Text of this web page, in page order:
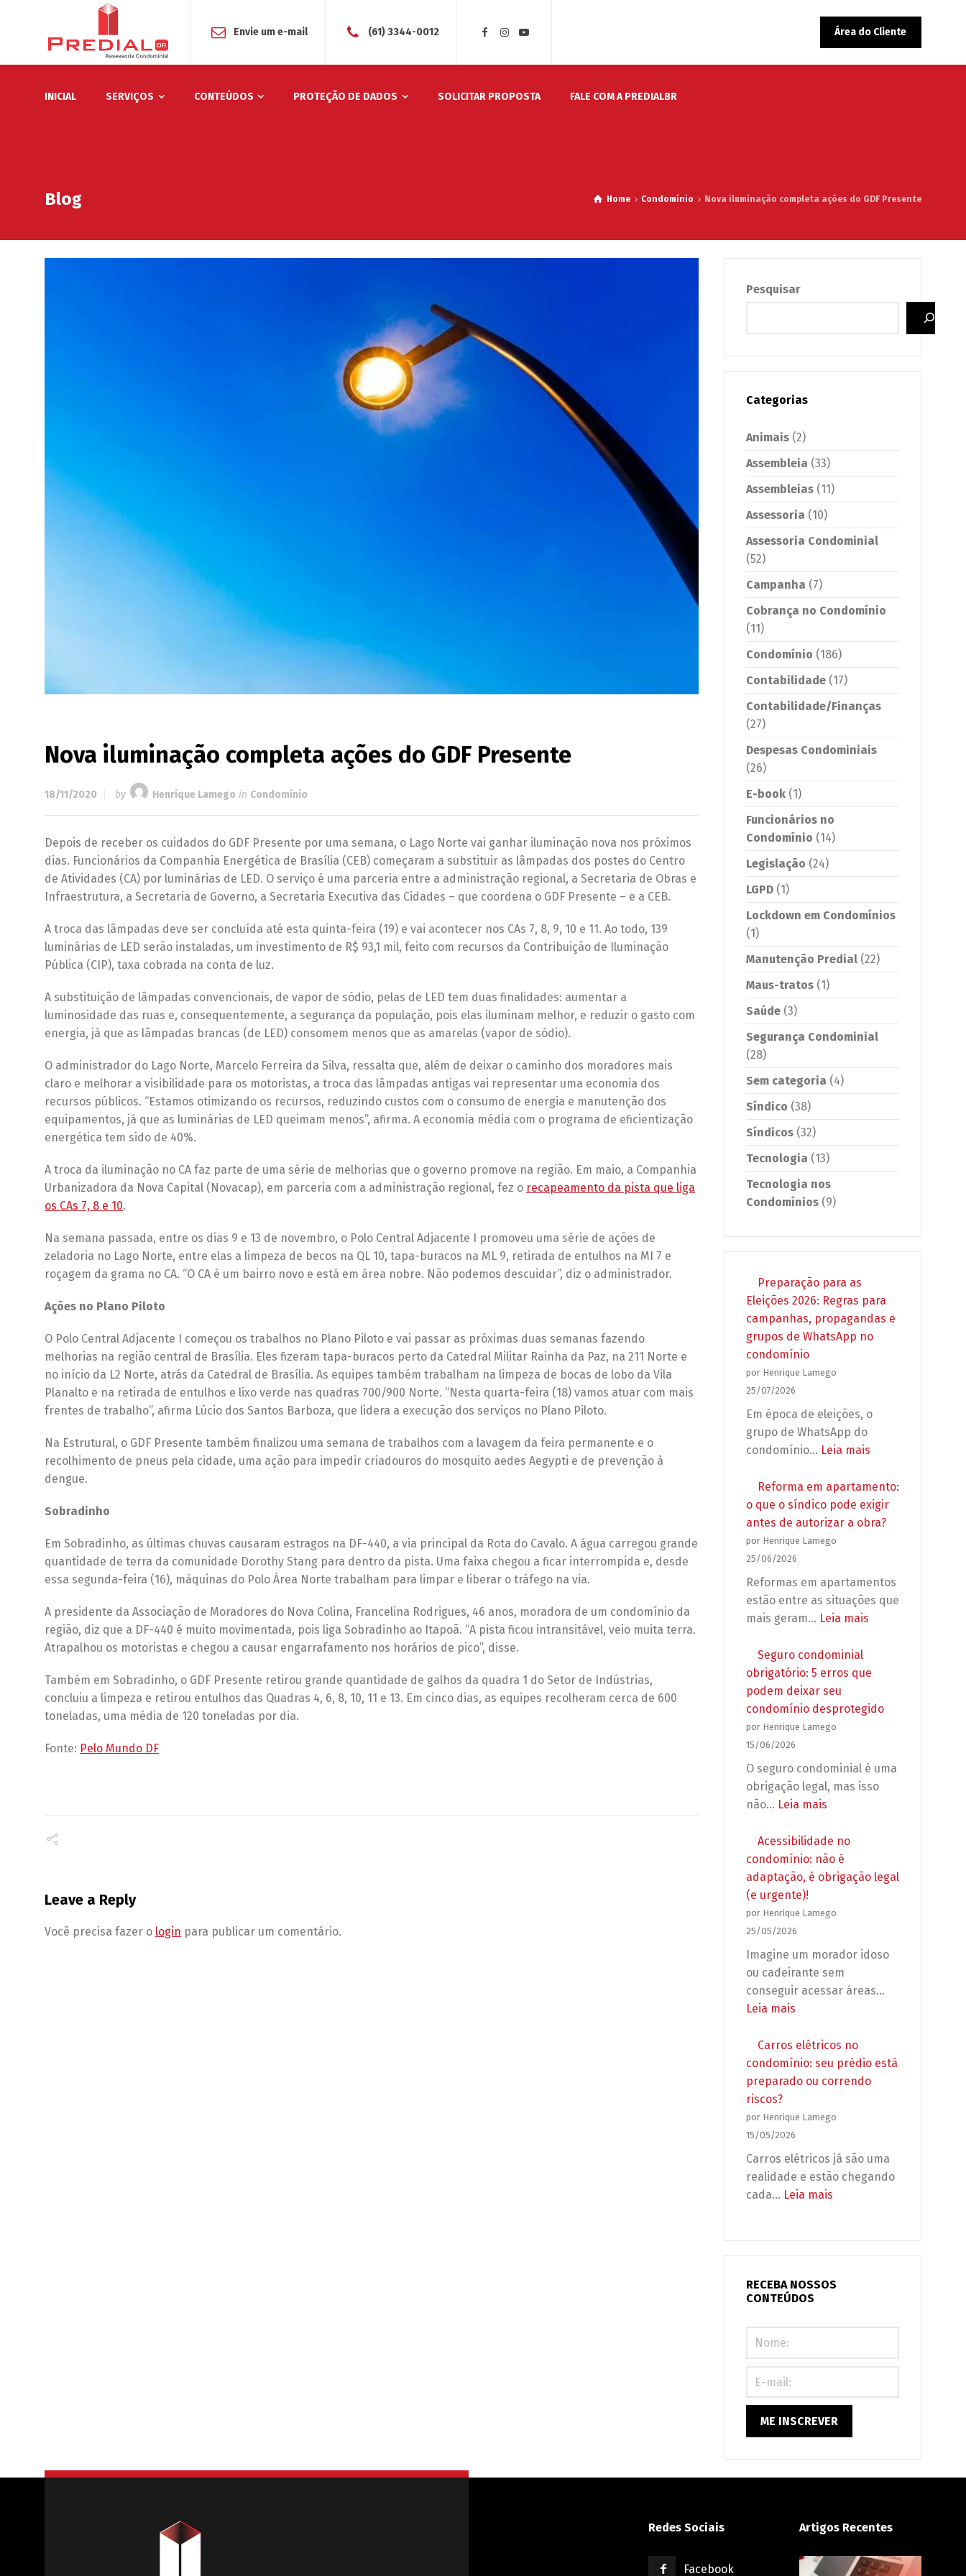
Envie um e-mail (61) 3344-0012 Área do Cliente
INICIAL SERVIÇOS CONTEÚDOS PROTEÇÃO DE DADOS SOLICITAR PROPOSTA FALE COM A PREDIALBR
Blog Home Condomínio Nova iluminação completa ações do GDF Presente
Nova iluminação completa ações do GDF Presente
18/11/2020 by Henrique Lamego in Condomínio
Depois de receber os cuidados do GDF Presente por uma semana, o Lago Norte vai ganhar iluminação nova nos próximos
dias. Funcionários da Companhia Energética de Brasília (CEB) começaram a substituir as lâmpadas dos postes do Centro
de Atividades (CA) por luminárias de LED. O serviço é uma parceria entre a administração regional, a Secretaria de Obras e
Infraestrutura, a Secretaria de Governo, a Secretaria Executiva das Cidades – que coordena o GDF Presente – e a CEB.
A troca das lâmpadas deve ser concluída até esta quinta-feira (19) e vai acontecer nos CAs 7, 8, 9, 10 e 11. Ao todo, 139
luminárias de LED serão instaladas, um investimento de R$ 93,1 mil, feito com recursos da Contribuição de Iluminação
Pública (CIP), taxa cobrada na conta de luz.
A substituição de lâmpadas convencionais, de vapor de sódio, pelas de LED tem duas finalidades: aumentar a
luminosidade das ruas e, consequentemente, a segurança da população, pois elas iluminam melhor, e reduzir o gasto com
energia, já que as lâmpadas brancas (de LED) consomem menos que as amarelas (vapor de sódio).
O administrador do Lago Norte, Marcelo Ferreira da Silva, ressalta que, além de deixar o caminho dos moradores mais
claro e melhorar a visibilidade para os motoristas, a troca das lâmpadas antigas vai representar uma economia dos
recursos públicos. “Estamos otimizando os recursos, reduzindo custos com o consumo de energia e manutenção dos
equipamentos, já que as luminárias de LED queimam menos”, afirma. A economia média com o programa de eficientização
energética tem sido de 40%.
A troca da iluminação no CA faz parte de uma série de melhorias que o governo promove na região. Em maio, a Companhia
Urbanizadora da Nova Capital (Novacap), em parceria com a administração regional, fez o recapeamento da pista que liga
os CAs 7, 8 e 10.
Na semana passada, entre os dias 9 e 13 de novembro, o Polo Central Adjacente I promoveu uma série de ações de
zeladoria no Lago Norte, entre elas a limpeza de becos na QL 10, tapa-buracos na ML 9, retirada de entulhos na MI 7 e
roçagem da grama no CA. “O CA é um bairro novo e está em área nobre. Não podemos descuidar”, diz o administrador.
Ações no Plano Piloto
O Polo Central Adjacente I começou os trabalhos no Plano Piloto e vai passar as próximas duas semanas fazendo
melhorias na região central de Brasília. Eles fizeram tapa-buracos perto da Catedral Militar Rainha da Paz, na 211 Norte e
no início da L2 Norte, atrás da Catedral de Brasília. As equipes também trabalham na limpeza de bocas de lobo da Vila
Planalto e na retirada de entulhos e lixo verde nas quadras 700/900 Norte. “Nesta quarta-feira (18) vamos atuar com mais
frentes de trabalho”, afirma Lúcio dos Santos Barboza, que lidera a execução dos serviços no Plano Piloto.
Na Estrutural, o GDF Presente também finalizou uma semana de trabalhos com a lavagem da feira permanente e o
recolhimento de pneus pela cidade, uma ação para impedir criadouros do mosquito aedes Aegypti e de prevenção à
dengue.
Sobradinho
Em Sobradinho, as últimas chuvas causaram estragos na DF-440, a via principal da Rota do Cavalo. A água carregou grande
quantidade de terra da comunidade Dorothy Stang para dentro da pista. Uma faixa chegou a ficar interrompida e, desde
essa segunda-feira (16), máquinas do Polo Área Norte trabalham para limpar e liberar o tráfego na via.
A presidente da Associação de Moradores do Nova Colina, Francelina Rodrigues, 46 anos, moradora de um condomínio da
região, diz que a DF-440 é muito movimentada, pois liga Sobradinho ao Itapoã. “A pista ficou intransitável, veio muita terra.
Atrapalhou os motoristas e chegou a causar engarrafamento nos horários de pico”, disse.
Também em Sobradinho, o GDF Presente retirou grande quantidade de galhos da quadra 1 do Setor de Indústrias,
concluiu a limpeza e retirou entulhos das Quadras 4, 6, 8, 10, 11 e 13. Em cinco dias, as equipes recolheram cerca de 600
toneladas, uma média de 120 toneladas por dia.
Fonte: Pelo Mundo DF
Leave a Reply
Você precisa fazer o login para publicar um comentário.
Pesquisar
Categorias
Animais (2)
Assembleia (33)
Assembleias (11)
Assessoria (10)
Assessoria Condominial
(52)
Campanha (7)
Cobrança no Condomínio
(11)
Condomínio (186)
Contabilidade (17)
Contabilidade/Finanças
(27)
Despesas Condominiais
(26)
E-book (1)
Funcionários no
Condomínio (14)
Legislação (24)
LGPD (1)
Lockdown em Condomínios
(1)
Manutenção Predial (22)
Maus-tratos (1)
Saúde (3)
Segurança Condominial
(28)
Sem categoria (4)
Síndico (38)
Síndicos (32)
Tecnologia (13)
Tecnologia nos
Condomínios (9)
Preparação para as
Eleições 2026: Regras para
campanhas, propagandas e
grupos de WhatsApp no
condomínio
por Henrique Lamego
25/07/2026
Em época de eleições, o
grupo de WhatsApp do
condomínio… Leia mais
para
as
Eleições
propagandas
no
Reforma em apartamento:
o que o síndico pode exigir
antes de autorizar a obra?
por Henrique Lamego
25/06/2026
Reformas em apartamentos
estão entre as situações que
mais geram… Leia mais
apartamento:
que
pode
obra?
Seguro condominial
obrigatório: 5 erros que
podem deixar seu
condomínio desprotegido
por Henrique Lamego
15/06/2026
O seguro condominial é uma
obrigação legal, mas isso
não… Leia mais
condominial
obrigatório:
5
que
deixar
condomínio
Acessibilidade no
condomínio: não é
adaptação, é obrigação legal
(e urgente)!
por Henrique Lamego
25/05/2026
Imagine um morador idoso
ou cadeirante sem
conseguir acessar áreas…
Leia mais
no
condomínio:
não
adaptação,
obrigação
(e
Carros elétricos no
condomínio: seu prédio está
preparado ou correndo
riscos?
por Henrique Lamego
15/05/2026
Carros elétricos já são uma
realidade e estão chegando
cada… Leia mais
seu
RECEBA NOSSOS
CONTEÚDOS
Redes Sociais
Facebook
Artigos Recentes